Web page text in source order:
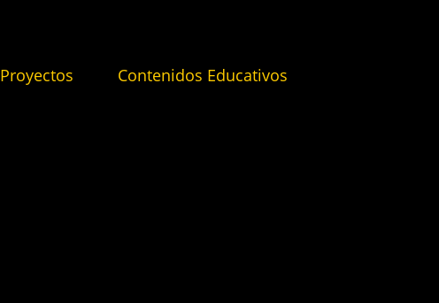
Proyectos Contenidos Educativos